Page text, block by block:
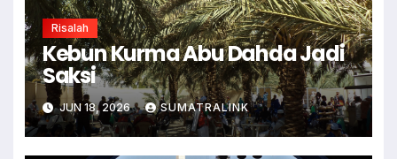
Risalah
Kebun Kurma Abu Dahda Jadi
Saksi
JUN 18, 2026 SUMATRALINK